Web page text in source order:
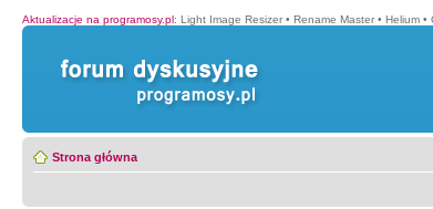
Aktualizacje na programosy.pl: Light Image Resizer • Rename Master • Helium •
Strona główna